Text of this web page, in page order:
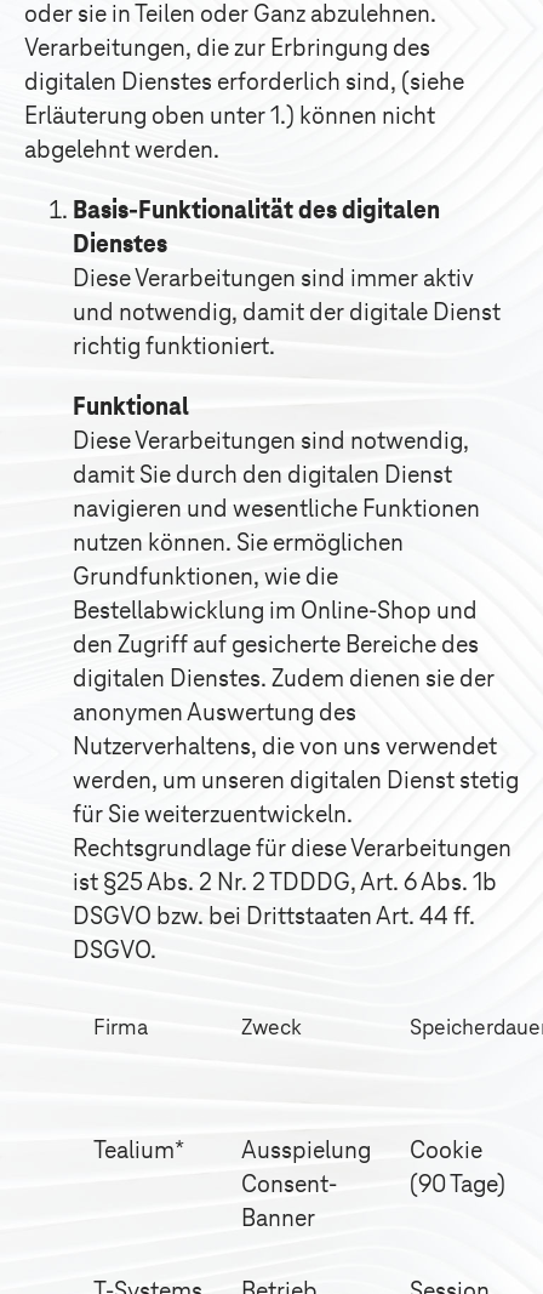
oder sie in Teilen oder Ganz abzulehnen.
Verarbeitungen, die zur Erbringung des
digitalen Dienstes erforderlich sind, (siehe
Erläuterung oben unter 1.) können nicht
abgelehnt werden.
Basis-Funktionalität des digitalen
Dienstes
Diese Verarbeitungen sind immer aktiv
und notwendig, damit der digitale Dienst
richtig funktioniert.
Funktional
Diese Verarbeitungen sind notwendig,
damit Sie durch den digitalen Dienst
navigieren und wesentliche Funktionen
nutzen können. Sie ermöglichen
Grundfunktionen, wie die
Bestellabwicklung im Online-Shop und
den Zugriff auf gesicherte Bereiche des
digitalen Dienstes. Zudem dienen sie der
anonymen Auswertung des
Nutzerverhaltens, die von uns verwendet
werden, um unseren digitalen Dienst stetig
für Sie weiterzuentwickeln.
Rechtsgrundlage für diese Verarbeitungen
ist §25 Abs. 2 Nr. 2 TDDDG, Art. 6 Abs. 1b
DSGVO bzw. bei Drittstaaten Art. 44 ff.
DSGVO.
Firma Zweck
Tealium*
Ausspielung
Consent-
Banner
Cookie
(90 Tage)